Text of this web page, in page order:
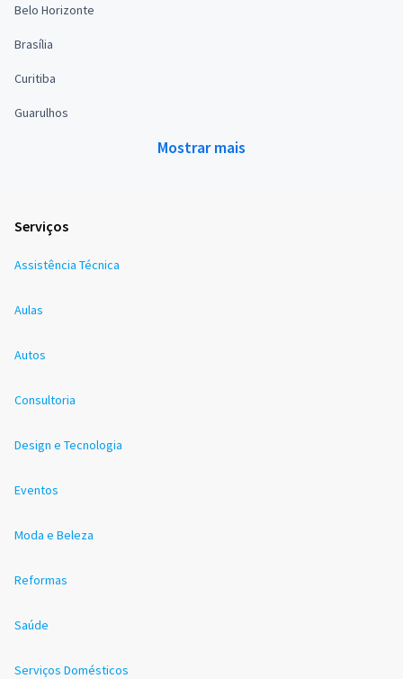
Belo Horizonte
Brasília
Curitiba
Guarulhos
Mostrar mais
Serviços
Assistência Técnica
Aulas
Autos
Consultoria
Design e Tecnologia
Eventos
Moda e Beleza
Reformas
Saúde
Serviços Domésticos